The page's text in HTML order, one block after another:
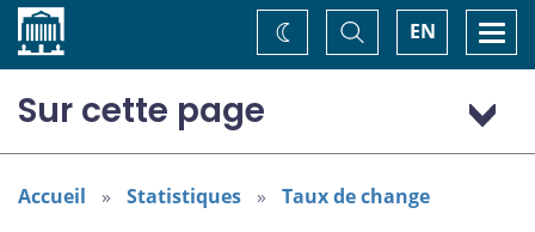
Accueil EN
Basculer
la
recherche
Changez
de
Sur cette page
Dollar (États-Unis) (USD)
Accueil Statistiques Taux de change